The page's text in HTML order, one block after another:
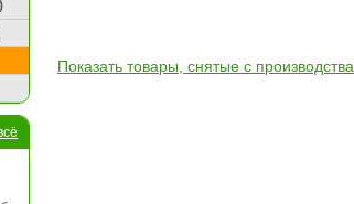
Показать товары, снятые с производства